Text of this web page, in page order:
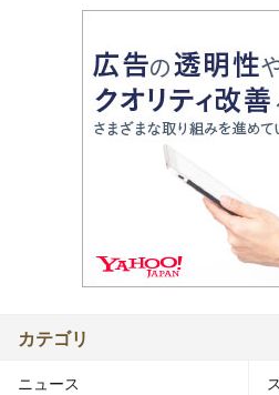
カテゴリ
ニュース